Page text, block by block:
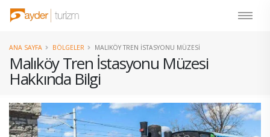
Malıköy Tren İstasyonu Müzesi
Hakkında Bilgi
ANA SAYFA BÖLGELER MALIKÖY TREN İSTASYONU MÜZESI